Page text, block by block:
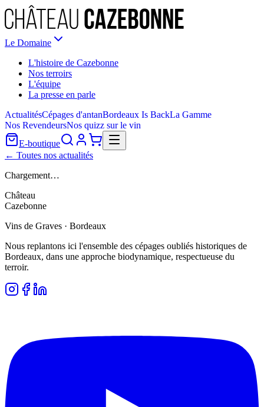
Le Domaine
L'histoire de Cazebonne
Nos terroirs
L'équipe
La presse en parle
ActualitésCépages d'antanBordeaux Is BackLa Gamme
Nos RevendeursNos quizz sur le vin
E-boutique
← Toutes nos actualités
Chargement…
Château
Cazebonne
Vins de Graves · Bordeaux
Nous replantons ici l'ensemble des cépages oubliés historiques de
Bordeaux, dans une approche biodynamique, respectueuse du
terroir.